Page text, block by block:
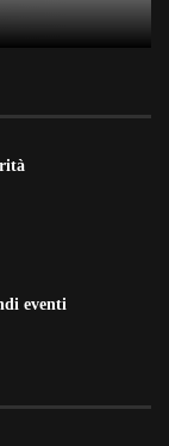
eventi